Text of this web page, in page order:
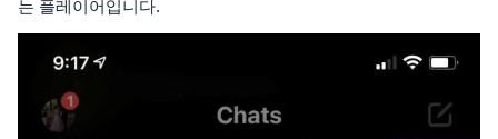
는 플레이어입니다.